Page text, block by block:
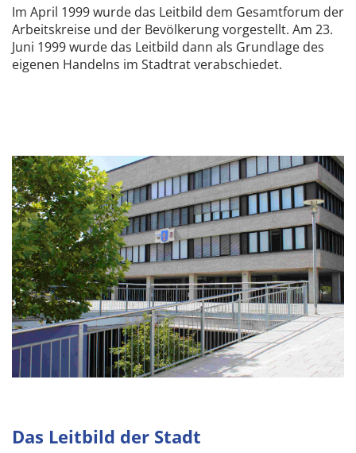
Im April 1999 wurde das Leitbild dem Gesamtforum der
Arbeitskreise und der Bevölkerung vorgestellt. Am 23.
Juni 1999 wurde das Leitbild dann als Grundlage des
eigenen Handelns im Stadtrat verabschiedet.
Das Leitbild der Stadt